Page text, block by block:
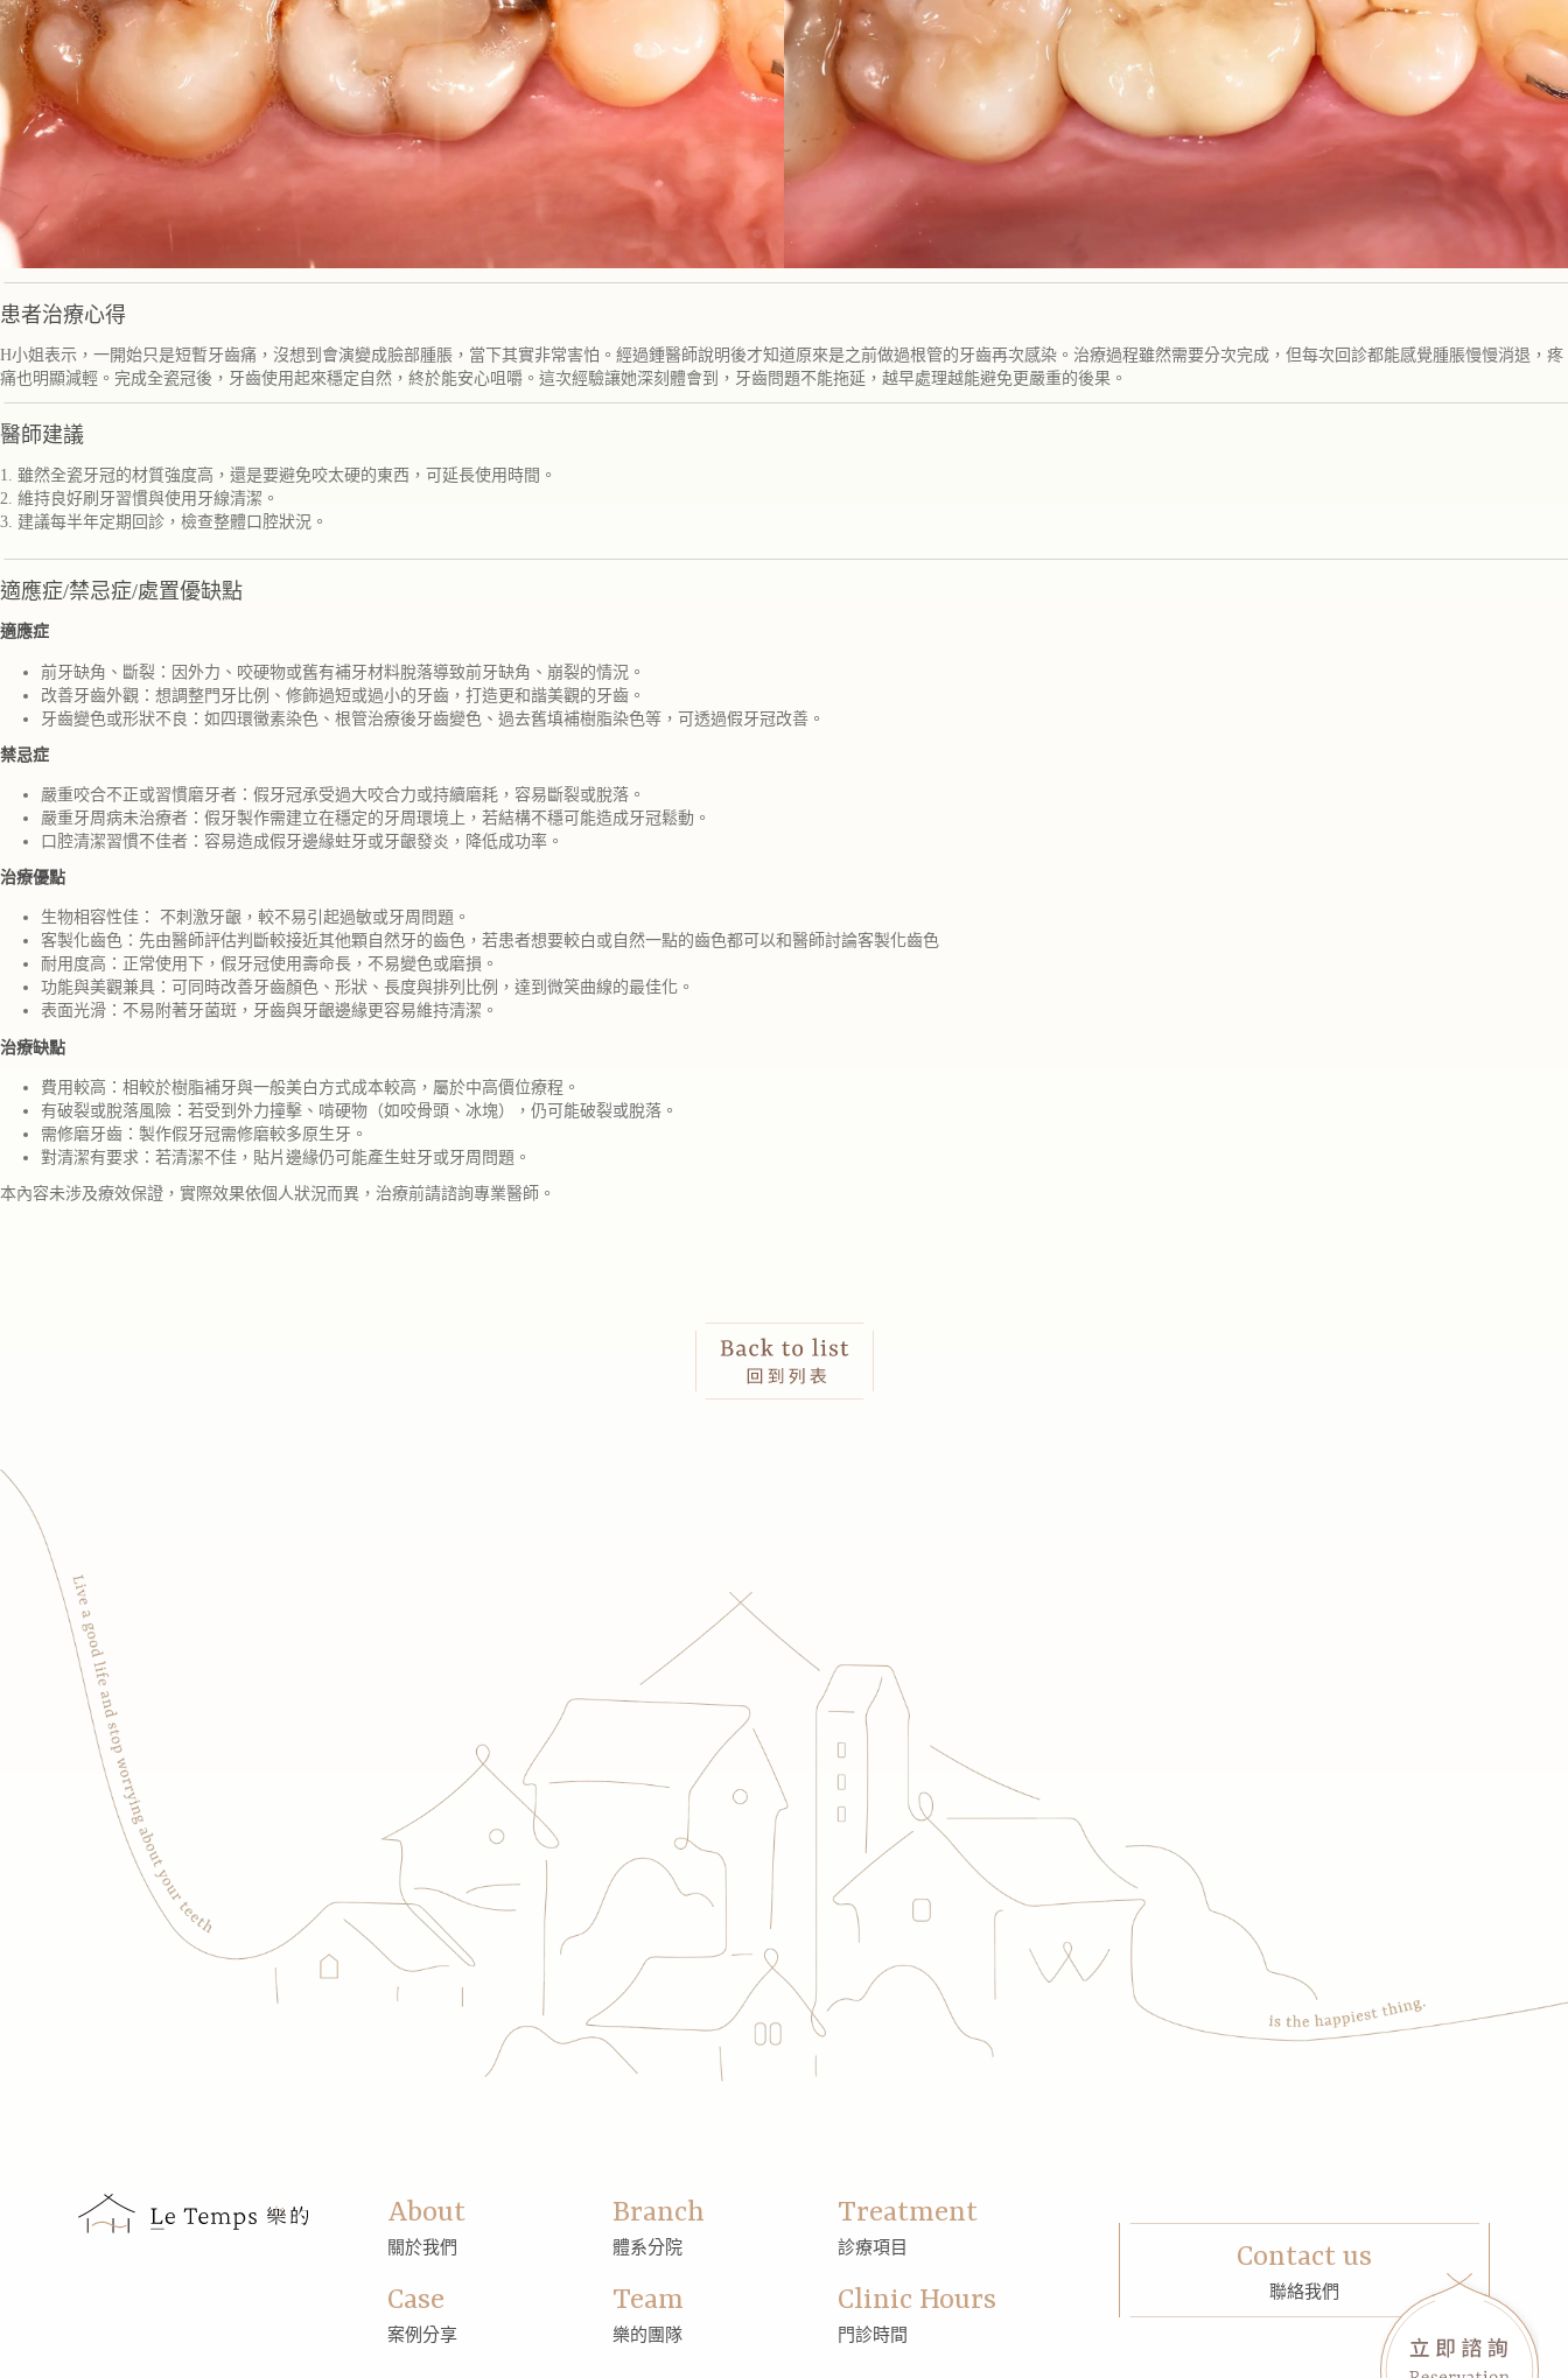
患者治療心得
H小姐表示，一開始只是短暫牙齒痛，沒想到會演變成臉部腫脹，當下其實非常害怕。經過鍾醫師說明後才知道原來是之前做過根管的牙齒再次感染。治療過程雖然需要分次完成，但每次回診都能感覺腫脹慢慢消退，疼
痛也明顯減輕。完成全瓷冠後，牙齒使用起來穩定自然，終於能安心咀嚼。這次經驗讓她深刻體會到，牙齒問題不能拖延，越早處理越能避免更嚴重的後果。
醫師建議
1. 雖然全瓷牙冠的材質強度高，還是要避免咬太硬的東西，可延長使用時間。
2. 維持良好刷牙習慣與使用牙線清潔。
3. 建議每半年定期回診，檢查整體口腔狀況。
適應症/禁忌症/處置優缺點
適應症
前牙缺角、斷裂：因外力、咬硬物或舊有補牙材料脫落導致前牙缺角、崩裂的情況。
改善牙齒外觀：想調整門牙比例、修飾過短或過小的牙齒，打造更和諧美觀的牙齒。
牙齒變色或形狀不良：如四環黴素染色、根管治療後牙齒變色、過去舊填補樹脂染色等，可透過假牙冠改善。
禁忌症
嚴重咬合不正或習慣磨牙者：假牙冠承受過大咬合力或持續磨耗，容易斷裂或脫落。
嚴重牙周病未治療者：假牙製作需建立在穩定的牙周環境上，若結構不穩可能造成牙冠鬆動。
口腔清潔習慣不佳者：容易造成假牙邊緣蛀牙或牙齦發炎，降低成功率。
治療優點
生物相容性佳： 不刺激牙齦，較不易引起過敏或牙周問題。
客製化齒色：先由醫師評估判斷較接近其他顆自然牙的齒色，若患者想要較白或自然一點的齒色都可以和醫師討論客製化齒色
耐用度高：正常使用下，假牙冠使用壽命長，不易變色或磨損。
功能與美觀兼具：可同時改善牙齒顏色、形狀、長度與排列比例，達到微笑曲線的最佳化。
表面光滑：不易附著牙菌斑，牙齒與牙齦邊緣更容易維持清潔。
治療缺點
費用較高：相較於樹脂補牙與一般美白方式成本較高，屬於中高價位療程。
有破裂或脫落風險：若受到外力撞擊、啃硬物（如咬骨頭、冰塊），仍可能破裂或脫落。
需修磨牙齒：製作假牙冠需修磨較多原生牙。
對清潔有要求：若清潔不佳，貼片邊緣仍可能產生蛀牙或牙周問題。
本內容未涉及療效保證，實際效果依個人狀況而異，治療前請諮詢專業醫師。
About
關於我們
Branch
體系分院
Treatment
診療項目
Case
案例分享
Team
樂的團隊
Clinic Hours
門診時間
Contact us
聯絡我們